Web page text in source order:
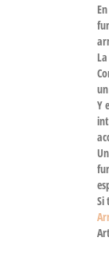
Y
Si